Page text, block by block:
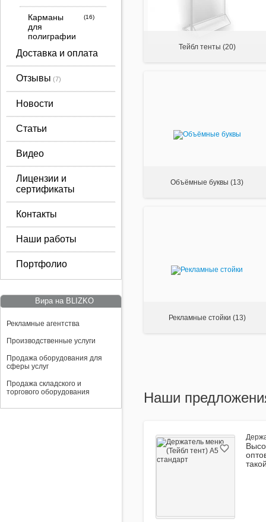
Карманы
для
полиграфии
Торговые
подставки
Рекламные
стойки
пенопласта
Стройматер
иалы
Производст
венные
Airsystem
Изделия из
фанеры
Доставка и оплата
Отзывы
Новости
Статьи
Видео
Лицензии и
сертификаты
Контакты
Наши работы
Портфолио
Вира на BLIZKO
Рекламные агентства
Производственные услуги
Продажа оборудования для
сферы услуг
Продажа складского и
торгового оборудования
Тейбл тенты (20)
Объёмные буквы (13)
Рекламные стойки (13)
Наши